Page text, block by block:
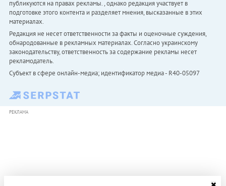
публикуются на правах рекламы. , однако редакция участвует в
подготовке этого контента и разделяет мнения, высказанные в этих
материалах.
Редакция не несет ответственности за факты и оценочные суждения,
обнародованные в рекламных материалах. Согласно украинскому
законодательству, ответственность за содержание рекламы несет
рекламодатель.
Субъект в сфере онлайн-медиа; идентификатор медиа - R40-05097
РЕКЛАМА